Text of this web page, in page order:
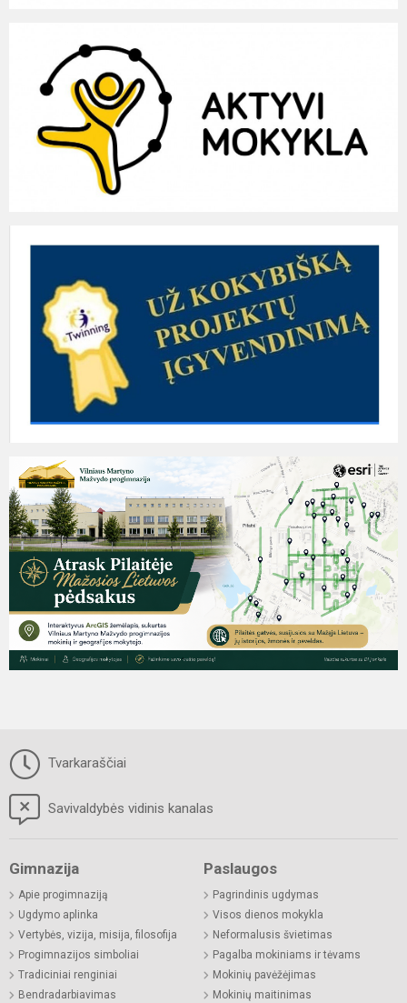
Tvarkaraščiai
Savivaldybės vidinis kanalas
Gimnazija
Apie progimnaziją
Ugdymo aplinka
Vertybės, vizija, misija, filosofija
Progimnazijos simboliai
Tradiciniai renginiai
Bendradarbiavimas
Paslaugos
Pagrindinis ugdymas
Visos dienos mokykla
Neformalusis švietimas
Pagalba mokiniams ir tėvams
Mokinių pavėžėjimas
Mokinių maitinimas